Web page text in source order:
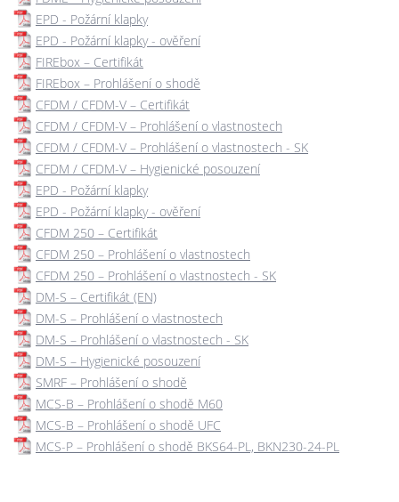
EPD - Požární klapky
EPD - Požární klapky - ověření
FIREbox – Certifikát
FIREbox – Prohlášení o shodě
CFDM / CFDM-V – Certifikát
CFDM / CFDM-V – Prohlášení o vlastnostech
CFDM / CFDM-V – Prohlášení o vlastnostech - SK
CFDM / CFDM-V – Hygienické posouzení
EPD - Požární klapky
EPD - Požární klapky - ověření
CFDM 250 – Certifikát
CFDM 250 – Prohlášení o vlastnostech
CFDM 250 – Prohlášení o vlastnostech - SK
DM-S – Certifikát (EN)
DM-S – Prohlášení o vlastnostech
DM-S – Prohlášení o vlastnostech - SK
DM-S – Hygienické posouzení
SMRF – Prohlášení o shodě
MCS-B – Prohlášení o shodě M60
MCS-B – Prohlášení o shodě UFC
MCS-P – Prohlášení o shodě BKS64-PL, BKN230-24-PL